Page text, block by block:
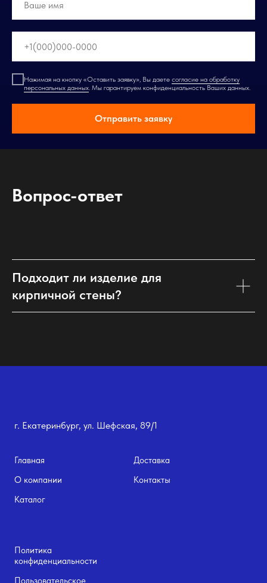
Нажимая на кнопку «Оставить заявку», Вы даете согласие на обработку
персональных данных. Мы гарантируем конфиденциальность Ваших данных.
Отправить заявку
Вопрос-ответ
Подходит ли изделие для
кирпичной стены?
г. Екатеринбург, ул. Шефская, 89/1
Главная
О компании
Каталог
Доставка
Контакты
Политика
конфиденциальности